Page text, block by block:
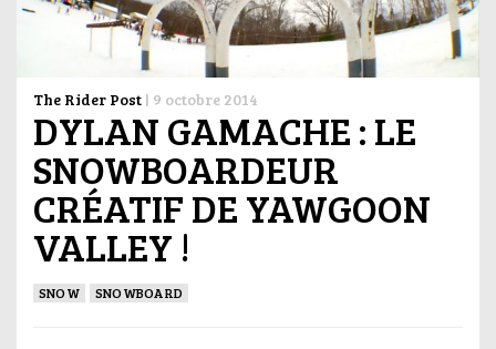
The Rider Post | 9 octobre 2014
DYLAN GAMACHE : LE
SNOWBOARDEUR
CRÉATIF DE YAWGOON
VALLEY !
SNOW SNOWBOARD